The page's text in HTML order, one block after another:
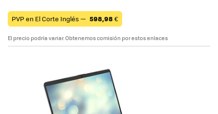
PVP en El Corte Inglés — 598,98 €
El precio podría variar. Obtenemos comisión por estos enlaces